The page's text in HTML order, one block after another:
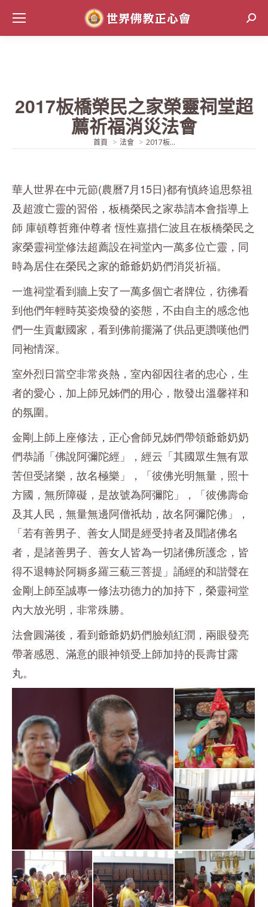
2017板橋榮民之家榮靈祠堂超
薦祈福消災法會
當前位置:
首頁 法會 2017板...
華人世界在中元節(農曆7月15日)都有慎終追思祭祖
及超渡亡靈的習俗，板橋榮民之家恭請本會指導上
師 庫頓尊哲雍仲尊者 恆性嘉措仁波且在板橋榮民之
家榮靈祠堂修法超薦設在祠堂內一萬多位亡靈，同
時為居住在榮民之家的爺爺奶奶們消災祈福。
一進祠堂看到牆上安了一萬多個亡者牌位，彷彿看
到他們年輕時英姿煥發的姿態，不由自主的感念他
們一生貢獻國家，看到佛前擺滿了供品更讚嘆他們
同袍情深。
室外烈日當空非常炎熱，室內卻因往者的忠心，生
者的愛心，加上師兄姊們的用心，散發出溫馨祥和
的氛圍。
金剛上師上座修法，正心會師兄姊們帶領爺爺奶奶
們恭誦「佛說阿彌陀經」，經云「其國眾生無有眾
苦但受諸樂，故名極樂」，「彼佛光明無量，照十
方國，無所障礙，是故號為阿彌陀」，「彼佛壽命
及其人民，無量無邊阿僧祇劫，故名阿彌陀佛」，
「若有善男子、善女人聞是經受持者及聞諸佛名
者，是諸善男子、善女人皆為一切諸佛所護念，皆
得不退轉於阿耨多羅三藐三菩提」誦經的和諧聲在
金剛上師至誠專一修法功德力的加持下，榮靈祠堂
內大放光明，非常殊勝。
法會圓滿後，看到爺爺奶奶們臉頰紅潤，兩眼發亮
帶著感恩、滿意的眼神領受上師加持的長壽甘露
丸。